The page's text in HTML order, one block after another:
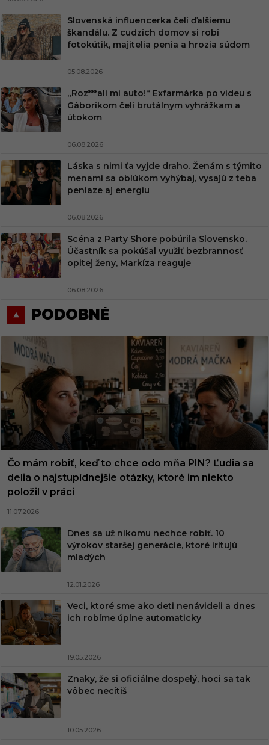
Slovenská influencerka čelí ďalšiemu
škandálu. Z cudzích domov si robí
fotokútik, majitelia penia a hrozia súdom
05.08.2026
„Roz***ali mi auto!“ Exfarmárka po videu s
Gáboríkom čelí brutálnym vyhrážkam a
útokom
06.08.2026
Láska s nimi ťa vyjde draho. Ženám s týmito
menami sa oblúkom vyhýbaj, vysajú z teba
peniaze aj energiu
06.08.2026
Scéna z Party Shore pobúrila Slovensko.
Účastník sa pokúšal využiť bezbrannosť
opitej ženy, Markíza reaguje
06.08.2026
PODOBNÉ
Čo mám robiť, keď to chce odo mňa PIN? Ľudia sa
delia o najstupídnejšie otázky, ktoré im niekto
položil v práci
11.07.2026
Dnes sa už nikomu nechce robiť. 10
výrokov staršej generácie, ktoré iritujú
mladých
12.01.2026
Veci, ktoré sme ako deti nenávideli a dnes
ich robíme úplne automaticky
19.05.2026
Znaky, že si oficiálne dospelý, hoci sa tak
vôbec necítiš
10.05.2026